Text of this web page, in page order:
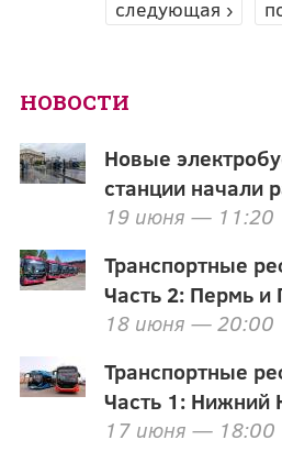
следующая ›
НОВОСТИ
Новые
станции начали
19 июня — 11:20
Транспортные
Часть 2: Пермь и
18 июня — 20:00
Транспортные
Часть 1: Нижний
17 июня — 18:00